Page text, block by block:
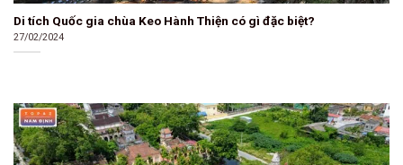
Di tích Quốc gia chùa Keo Hành Thiện có gì đặc biệt?
27/02/2024